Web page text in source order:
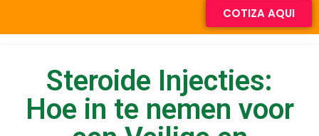
COTIZA AQUI
Steroide Injecties:
Hoe in te nemen voor